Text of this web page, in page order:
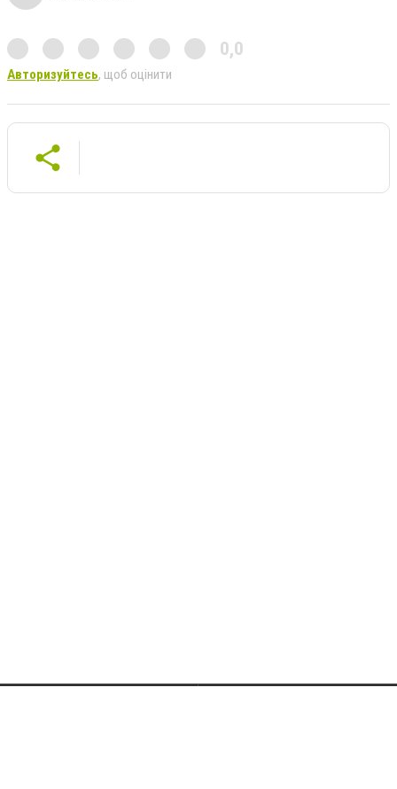
0,0
Авторизуйтесь, щоб оцінити